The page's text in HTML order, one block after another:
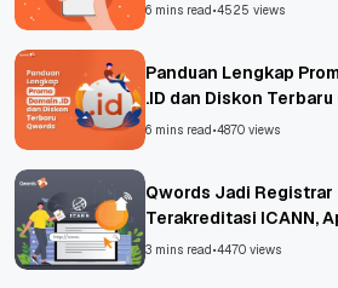
6 mins read•4525 views
Panduan Lengkap
.ID dan Diskon
6 mins read•4870 views
Qwords Jadi Registrar
Terakreditasi ICANN,
Untungnya?
3 mins read•4470 views